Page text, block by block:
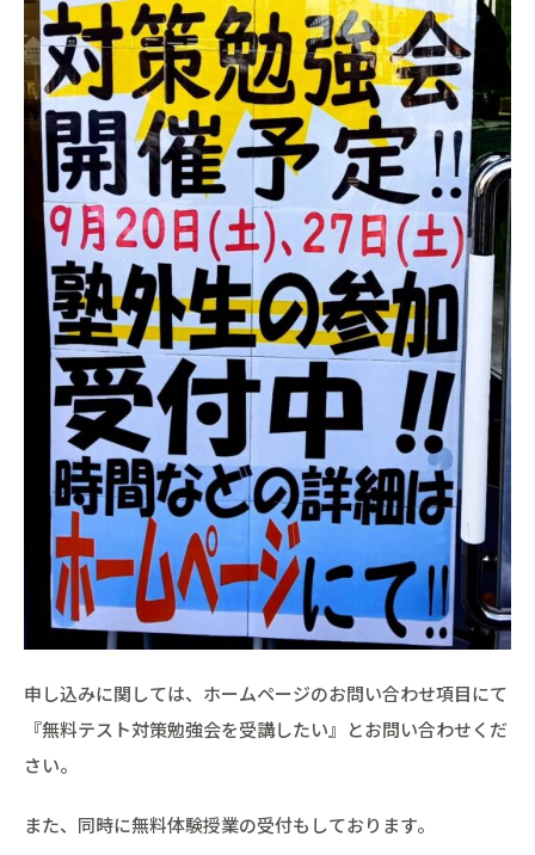
申し込みに関しては、ホームページのお問い合わせ項目にて
『無料テスト対策勉強会を受講したい』とお問い合わせくだ
さい。
また、同時に無料体験授業の受付もしております。